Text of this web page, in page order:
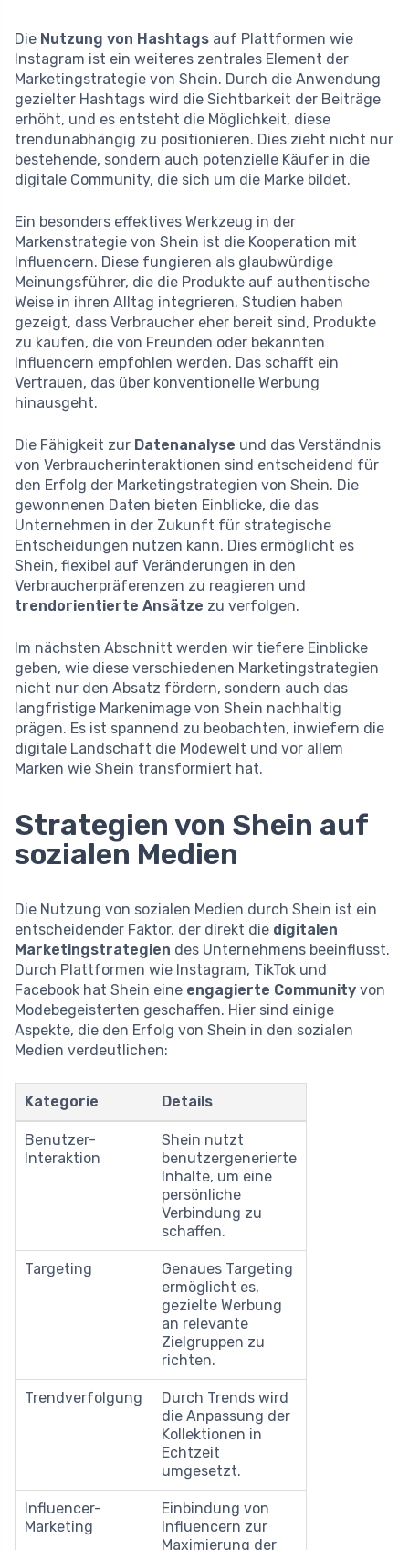
Die Nutzung von Hashtags auf Plattformen wie
Instagram ist ein weiteres zentrales Element der
Marketingstrategie von Shein. Durch die Anwendung
gezielter Hashtags wird die Sichtbarkeit der Beiträge
erhöht, und es entsteht die Möglichkeit, diese
trendunabhängig zu positionieren. Dies zieht nicht nur
bestehende, sondern auch potenzielle Käufer in die
digitale Community, die sich um die Marke bildet.
Ein besonders effektives Werkzeug in der
Markenstrategie von Shein ist die Kooperation mit
Influencern. Diese fungieren als glaubwürdige
Meinungsführer, die die Produkte auf authentische
Weise in ihren Alltag integrieren. Studien haben
gezeigt, dass Verbraucher eher bereit sind, Produkte
zu kaufen, die von Freunden oder bekannten
Influencern empfohlen werden. Das schafft ein
Vertrauen, das über konventionelle Werbung
hinausgeht.
Die Fähigkeit zur Datenanalyse und das Verständnis
von Verbraucherinteraktionen sind entscheidend für
den Erfolg der Marketingstrategien von Shein. Die
gewonnenen Daten bieten Einblicke, die das
Unternehmen in der Zukunft für strategische
Entscheidungen nutzen kann. Dies ermöglicht es
Shein, flexibel auf Veränderungen in den
Verbraucherpräferenzen zu reagieren und
trendorientierte Ansätze zu verfolgen.
Im nächsten Abschnitt werden wir tiefere Einblicke
geben, wie diese verschiedenen Marketingstrategien
nicht nur den Absatz fördern, sondern auch das
langfristige Markenimage von Shein nachhaltig
prägen. Es ist spannend zu beobachten, inwiefern die
digitale Landschaft die Modewelt und vor allem
Marken wie Shein transformiert hat.
Strategien von Shein auf
sozialen Medien
Die Nutzung von sozialen Medien durch Shein ist ein
entscheidender Faktor, der direkt die digitalen
Marketingstrategien des Unternehmens beeinflusst.
Durch Plattformen wie Instagram, TikTok und
Facebook hat Shein eine engagierte Community von
Modebegeisterten geschaffen. Hier sind einige
Aspekte, die den Erfolg von Shein in den sozialen
Medien verdeutlichen:
Kategorie Details
Benutzer-
Interaktion
Shein nutzt
benutzergenerierte
Inhalte, um eine
persönliche
Verbindung zu
schaffen.
Targeting
Genaues Targeting
ermöglicht es,
gezielte Werbung
an relevante
Zielgruppen zu
richten.
Trendverfolgung
Durch Trends wird
die Anpassung der
Kollektionen in
Echtzeit
umgesetzt.
Influencer-
Marketing
Einbindung von
Influencern zur
Maximierung der